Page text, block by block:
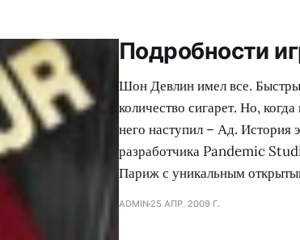
Подробности
Шон Девлин имел все.
количество сигарет. Но,
него наступил – Ад. История
разработчика Pandemic
Париж с уникальным
ADMIN 25 АПР. 2009 Г.